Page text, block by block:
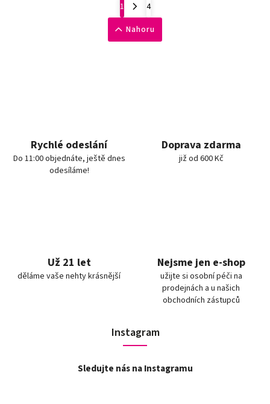
1
4
Nahoru
Rychlé odeslání
Do 11:00 objednáte, ještě dnes
odesíláme!
Doprava zdarma
již od 600 Kč
Už 21 let
děláme vaše nehty krásnější
Nejsme jen e-shop
užijte si osobní péči na
prodejnách a u našich
obchodních zástupců
Instagram
Sledujte nás na Instagramu